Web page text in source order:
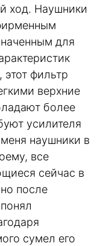
ход. Наушники
для
этот фильтр
верхние
более
усилителя
наушники в
все
сейчас в
после
сумел его